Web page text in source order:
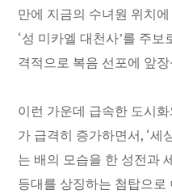
만에 지금의 수녀원 위치
‘성 미카엘 대천사’를 주
격적으로 복음 선포에 앞
이런 가운데 급속한 도시
가 급격히 증가하면서, ‘세
는 배의 모습을 한 성전과
등대를 상징하는 첨탑으